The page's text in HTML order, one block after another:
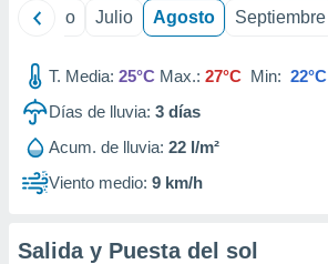
Junio Julio Agosto Septiembre
T. Media: 25°C Max.: 27°C Min: 22°C
Días de lluvia: 3 días
Acum. de lluvia: 22 l/m²
Viento medio: 9 km/h
Salida y Puesta del sol